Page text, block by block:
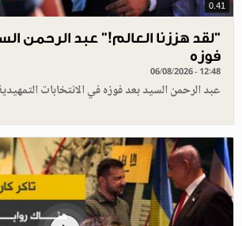
0.41
”لقد هززنا العالم!” عبد الرحمن
فوزه
06/08/2026 - 12:48
عبد الرحمن السيد بعد فوزه في الانتخابات